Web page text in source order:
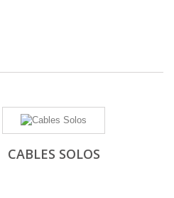
CABLES SOLOS